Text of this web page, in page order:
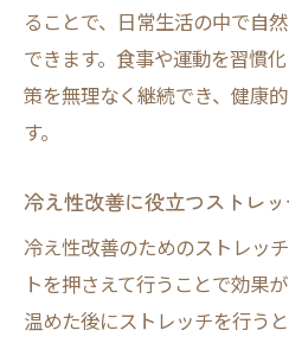
ることで、日常生活の中で自
できます。食事や運動を習慣
策を無理なく継続でき、健康
す。
冷え性改善に役立つストレ
冷え性改善のためのストレッ
トを押さえて行うことで効果
温めた後にストレッチを行う